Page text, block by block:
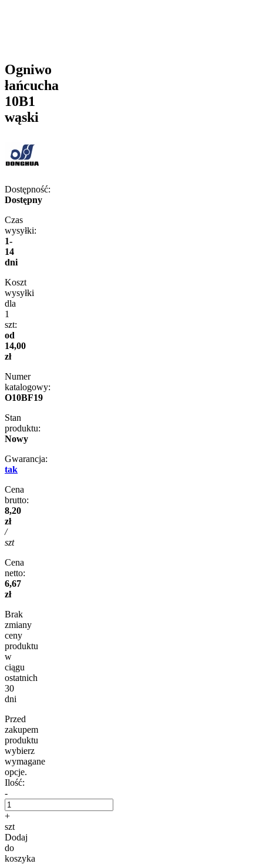
Ogniwo
łańcucha
10B1
wąski
Dostępność:
Dostępny
Czas
wysyłki:
1-
14
dni
Koszt
wysyłki
dla
1
szt:
od
14,00
zł
Numer
katalogowy:
O10BF19
Stan
produktu:
Nowy
Gwarancja:
tak
Cena
brutto:
8,20
zł
/
szt
Cena
netto:
6,67
zł
Brak
zmiany
ceny
produktu
w
ciągu
ostatnich
30
dni
Przed
zakupem
produktu
wybierz
wymagane
opcje.
Ilość:
-
+
szt
Dodaj
do
koszyka